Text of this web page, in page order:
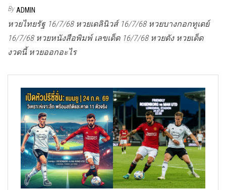
By ADMIN
หวยไทยรัฐ 16/7/68 หวยเดลินิวส์ 16/7/68 หวยบางกอกทูเดย์
16/7/68 หวยหนังสือพิมพ์ เลขเด็ด 16/7/68 หวยดัง หวยเด็ด
งวดนี้ หวยออกอะไร